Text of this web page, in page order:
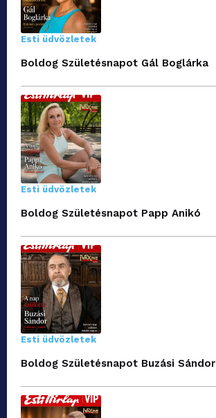
Esti üdvözletek
Boldog Születésnapot Gál Boglárka
Esti üdvözletek
Boldog Születésnapot Papp Anikó
Esti üdvözletek
Boldog Születésnapot Buzási Sándor